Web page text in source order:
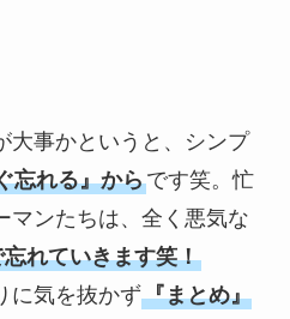
大事かというと、シンプ
忘れる』からです笑。忙
マンたちは、全く悪気な
れていきます笑！
に気を抜かず『まとめ』